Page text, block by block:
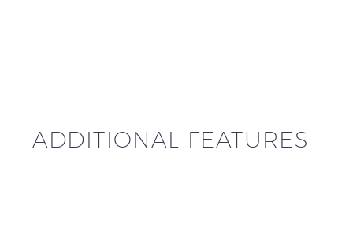
ADDITIONAL FEATURES